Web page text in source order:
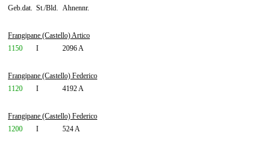
Geb.dat. St./Bld. Ahnennr.
Frangipane (Castello) Artico
1150
I 2096 A
Frangipane (Castello) Federico
1120
I 4192 A
Frangipane (Castello) Federico
1200
I 524 A